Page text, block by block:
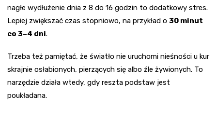
nagłe wydłużenie dnia z 8 do 16 godzin to dodatkowy stres.
Lepiej zwiększać czas stopniowo, na przykład o 30 minut
co 3–4 dni.
Trzeba też pamiętać, że światło nie uruchomi nieśności u kur
skrajnie osłabionych, pierzących się albo źle żywionych. To
narzędzie działa wtedy, gdy reszta podstaw jest
poukładana.